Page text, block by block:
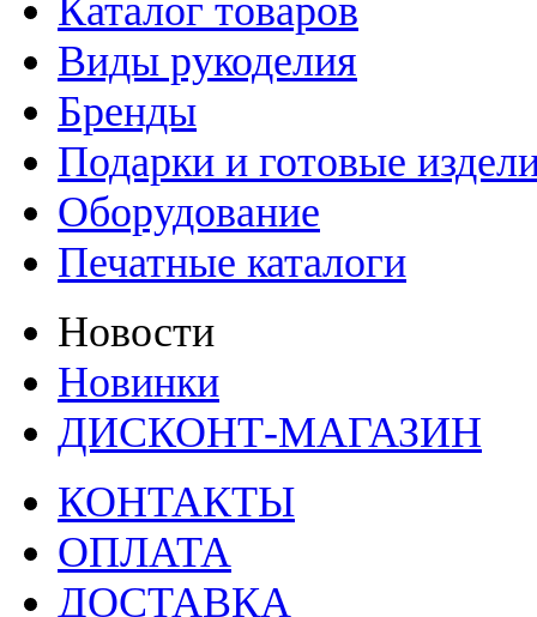
Каталог товаров
Виды рукоделия
Бренды
Подарки и готовые
Оборудование
Печатные каталоги
Новости
Новинки
ДИСКОНТ-МАГАЗИН
КОНТАКТЫ
ОПЛАТА
ДОСТАВКА